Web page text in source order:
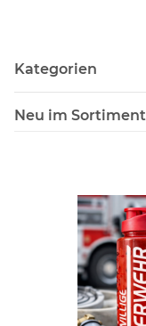
Kategorien
Neu im Sortiment